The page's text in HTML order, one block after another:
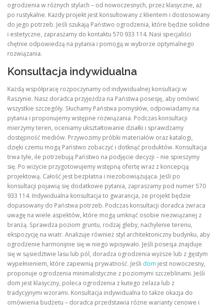
ogrodzenia w różnych stylach – od nowoczesnych, przez klasyczne, aż
po rustykalne. Każdy projekt jest konsultowany z klientem i dostosowany
do jego potrzeb. Jeśli szukają Państwo ogrodzenia, które będzie solidne
i estetyczne, zapraszamy do kontaktu 570 933 114. Nasi specjaliści
chętnie odpowiedzą na pytania i pomogą w wyborze optymalnego
rozwiązania.
Konsultacja indywidualna
Każdą współpracę rozpoczynamy od indywidualnej konsultacji w
Raszynie. Nasz doradca przyjeżdża na Państwa posesję, aby omówić
wszystkie szczegóły. Słuchamy Państwa pomysłów, odpowiadamy na
pytania i proponujemy wstępne rozwiązania. Podczas konsultacji
mierzymy teren, oceniamy ukształtowanie działki i sprawdzamy
dostępność mediów. Przywozimy próbki materiałów oraz katalogi,
dzięki czemu mogą Państwo zobaczyć i dotknąć produktów. Konsultacja
trwa tyle, ile potrzebują Państwo na podjęcie decyzji – nie spieszymy
się. Po wizycie przygotowujemy wstępną ofertę wraz z koncepcją
projektową. Całość jest bezpłatna i niezobowiązująca. Jeśli po
konsultacji pojawią się dodatkowe pytania, zapraszamy pod numer 570
933 114. Indywidualna konsultacja to gwarancja, że projekt będzie
dopasowany do Państwa potrzeb. Podczas konsultacji doradca zwraca
uwagę na wiele aspektów, które mogą umknąć osobie niezwiązanej z
branżą. Sprawdza poziom gruntu, rodzaj gleby, nachylenie terenu,
ekspozycję na wiatr. Analizuje również styl architektoniczny budynku, aby
ogrodzenie harmonijnie się w niego wpisywało. Jeśli posesja znajduje
się w sąsiedztwie lasu lub pól, doradza ogrodzenia wyższe lub z gęstym
wypełnieniem, które zapewnią prywatność. Jeśli dom jest nowoczesny,
proponuje ogrodzenia minimalistyczne z poziomymi szczeblinami. Jeśli
dom jest klasyczny, poleca ogrodzenia z kutego żelaza lub z
tradycyjnymi wzorami. Konsultacja indywidualna to także okazja do
omówienia budżetu – doradca przedstawia różne warianty cenowe i